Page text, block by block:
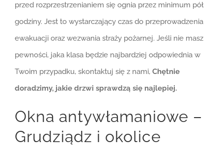
przed rozprzestrzenianiem się ognia przez minimum pół
godziny. Jest to wystarczający czas do przeprowadzenia
ewakuacji oraz wezwania straży pożarnej. Jeśli nie masz
pewności, jaka klasa będzie najbardziej odpowiednia w
Twoim przypadku, skontaktuj się z nami, Chętnie
doradzimy, jakie drzwi sprawdzą się najlepiej.
Okna antywłamaniowe –
Grudziądz i okolice